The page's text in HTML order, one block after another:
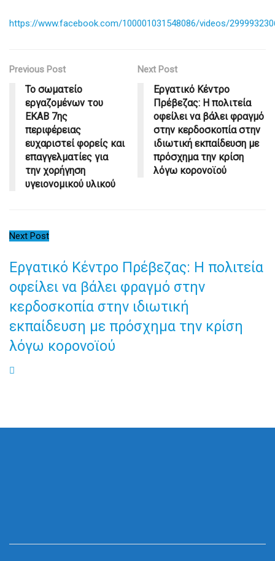
https://www.facebook.com/100001031548086/videos/
Previous Post
Το σωματείο
εργαζομένων του
ΕΚΑΒ 7ης
περιφέρειας
ευχαριστεί φορείς και
επαγγελματίες για
την χορήγηση
υγειονομικού υλικού
Next Post
Εργατικό Κέντρο
Πρέβεζας: Η πολιτεία
οφείλει να βάλει φραγμό
στην κερδοσκοπία στην
ιδιωτική εκπαίδευση με
πρόσχημα την κρίση
λόγω κορονοϊού
Next Post
Εργατικό Κέντρο Πρέβεζας: Η πολιτεία
οφείλει να βάλει φραγμό στην
κερδοσκοπία στην ιδιωτική
εκπαίδευση με πρόσχημα την κρίση
λόγω κορονοϊού